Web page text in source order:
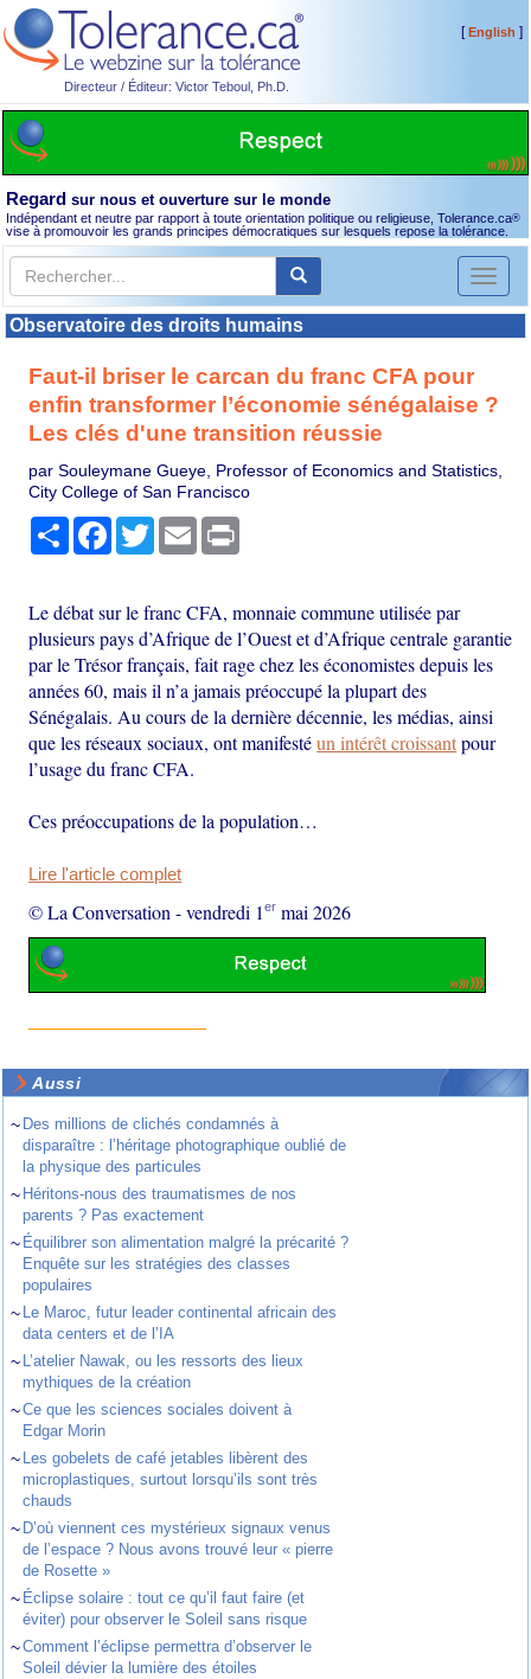
Directeur / Éditeur: Victor Teboul, Ph.D.
[English ]
Regard sur nous et ouverture sur le monde
Indépendant et neutre par rapport à toute orientation politique ou religieuse, Tolerance.ca®
vise à promouvoir les grands principes démocratiques sur lesquels repose la tolérance.
Toggle
Observatoire des droits humains
Faut‑il briser le carcan du franc CFA pour
enfin transformer l’économie sénégalaise ?
Les clés d'une transition réussie
par Souleymane Gueye, Professor of Economics and Statistics,
City College of San Francisco
PartagerFacebook
TwitterEmail
Le débat sur le franc CFA, monnaie commune utilisée par
plusieurs pays d’Afrique de l’Ouest et d’Afrique centrale garantie
par le Trésor français, fait rage chez les économistes depuis les
années 60, mais il n’a jamais préoccupé la plupart des
Sénégalais. Au cours de la dernière décennie, les médias, ainsi
que les réseaux sociaux, ont manifestéun intérêt croissantpour
l’usage du franc CFA.
Ces préoccupations de la population…
Lire l'article complet
© La Conversation -vendredi 1er mai 2026
Aussi
~ Des millions de clichés condamnés à
disparaître : l’héritage photographique oublié de
la physique des particules
~ Héritons-nous des traumatismes de nos
parents ? Pas exactement
~ Équilibrer son alimentation malgré la précarité ?
Enquête sur les stratégies des classes
populaires
~ Le Maroc, futur leader continental africain des
data centers et de l’IA
~ L’atelier Nawak, ou les ressorts des lieux
mythiques de la création
~Ce que les sciences sociales doivent à
Edgar Morin
~ Les gobelets de café jetables libèrent des
microplastiques, surtout lorsqu’ils sont très
chauds
~ D’où viennent ces mystérieux signaux venus
de l’espace ? Nous avons trouvé leur « pierre
de Rosette »
~ Éclipse solaire : tout ce qu’il faut faire (et
éviter) pour observer le Soleil sans risque
~Comment l’éclipse permettra d’observer le
Soleil dévier la lumière des étoiles